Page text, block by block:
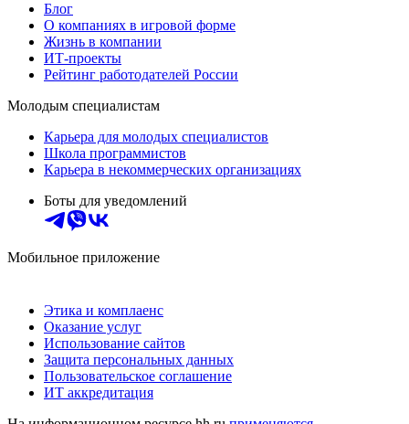
Блог
О компаниях в игровой форме
Жизнь в компании
ИТ-проекты
Рейтинг работодателей России
Молодым специалистам
Карьера для молодых специалистов
Школа программистов
Карьера в некоммерческих организациях
Боты для уведомлений
Мобильное приложение
Этика и комплаенс
Оказание услуг
Использование сайтов
Защита персональных данных
Пользовательское соглашение
ИТ аккредитация